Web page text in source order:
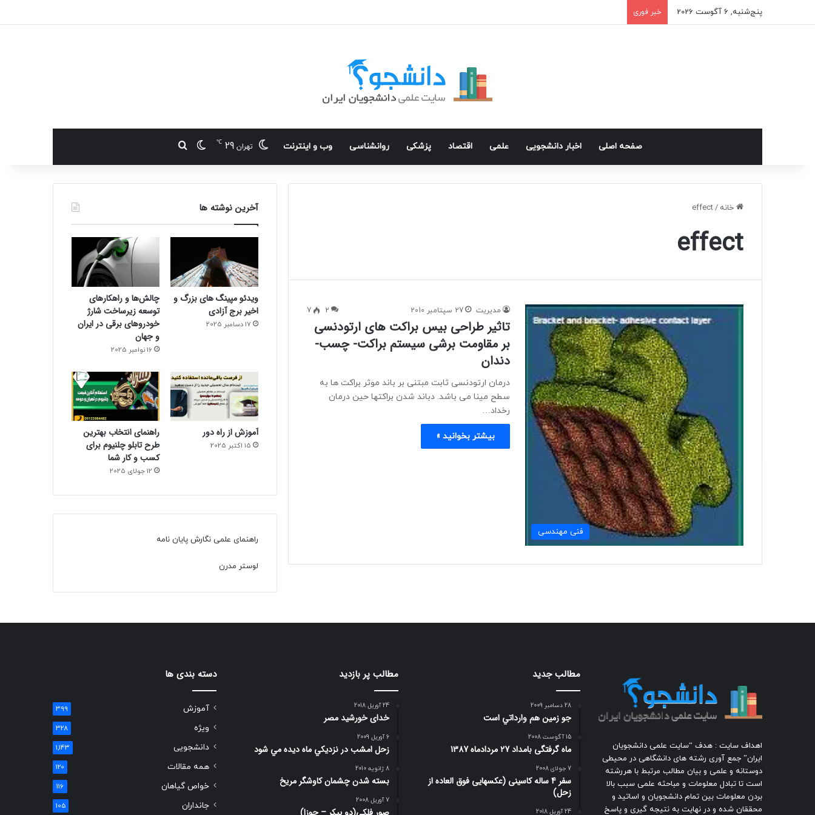
پنج‌شنبه, 6 آگوست 2026 خبر فوری
صفحه اصلی اخبار دانشجویی علمی اقتصاد پزشکی روانشناسی وب و اینترنت تهران 29
℃ تغییر پوسته
جستجو برای
خانه /
effect
effect
فنی مهندسی
مدیریت 27 سپتامبر 2010 2
7
تاثیر طراحی بیس براکت های ارتودنسی
بر مقاومت برشی سیستم براکت- چسب-
دندان
درمان ارتودنسی ثابت مبتنی بر باند موثر براکت ها به
سطح مینا می باشد. دباند شدن براکتها حین درمان
رخداد…
بیشتر بخوانید »
آخرین نوشته ها
ویدئو مپینگ های بزرگ و
اخیر برج آزادی
17 دسامبر 2025
چالش‌ها و راهکارهای
توسعه زیرساخت شارژ
خودروهای برقی در ایران
و جهان
16 نوامبر 2025
آموزش از راه دور
15 اکتبر 2025
راهنمای انتخاب بهترین
طرح تابلو چلنیوم برای
کسب و کار شما
12 جولای 2025
راهنمای علمی نگارش پایان نامه
لوستر مدرن
اهداف سایت : هدف “سایت علمی دانشجویان
ایران” جمع آوری رشته های دانشگاهی در محیطی
دوستانه و علمی و بیان مطالب مرتبط با هررشته
است تا تبادل معلومات و مباحثه علمی سبب بالا
بردن معلومات بین تمام دانشجویان و اساتید و
محققان شده و در نهایت به نتیجه گیری و پاسخ
مطالب جدید
28 دسامبر 2009
جو زمين هم وارداتي است
15 آگوست 2008
ماه گرفتگی بامداد 27 مردادماه 1387
7 جولای 2008
سفر 4 ساله کاسینی (عکسهایی فوق العاده از
زحل)
24 آوریل 2018
مطالب پر بازدید
24 آوریل 2018
خدای خورشید مصر
6 آوریل 2009
زحل امشب در نزديكي ماه ديده مي شود
8 ژانویه 2010
بسته شدن چشمان کاوشگر مريخ
7 آوریل 2008
دسته بندی ها
آموزش 399
ویژه 328
دانشجویی 1,143
همه مقالات 120
خواص گیاهان 116
جانداران 105